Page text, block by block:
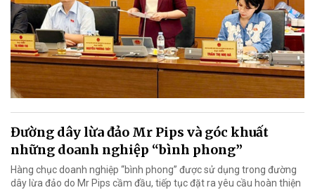
Đường dây lừa đảo Mr Pips và góc khuất
những doanh nghiệp “bình phong”
Hàng chục doanh nghiệp “bình phong” được sử dụng trong đường
dây lừa đảo do Mr Pips cầm đầu, tiếp tục đặt ra yêu cầu hoàn thiện